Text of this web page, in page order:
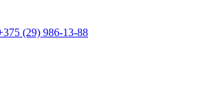
(29) 986-13-88